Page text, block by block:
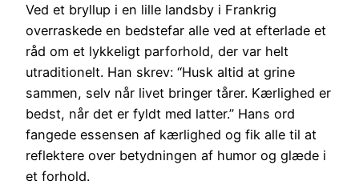
Ved et bryllup i en lille landsby i Frankrig
overraskede en bedstefar alle ved at efterlade et
råd om et lykkeligt parforhold, der var helt
utraditionelt. Han skrev: “Husk altid at grine
sammen, selv når livet bringer tårer. Kærlighed er
bedst, når det er fyldt med latter.” Hans ord
fangede essensen af kærlighed og fik alle til at
reflektere over betydningen af humor og glæde i
et forhold.